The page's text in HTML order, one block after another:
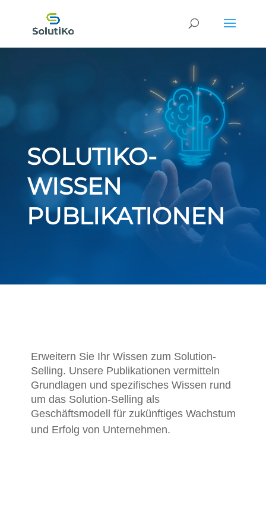
SOLUTIKO-
WISSEN
PUBLIKATIONEN
Erweitern Sie Ihr Wissen zum Solution-
Selling. Unsere Publikationen vermitteln
Grundlagen und spezifisches Wissen rund
um das Solution-Selling als
Geschäftsmodell für zukünftiges Wachstum
und Erfolg von Unternehmen.